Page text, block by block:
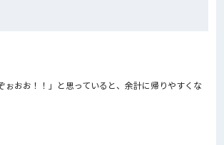
ぉおお！！」と思っていると、余計に帰りやすくな